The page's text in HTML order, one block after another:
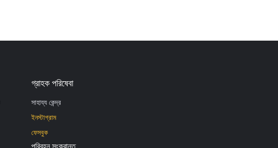
গ্রাহক পরিষেবা
সাহায্য কেন্দ্র
ইনস্টাগ্রাম
ফেসবুক
পরিবহন সংক্রান্ত